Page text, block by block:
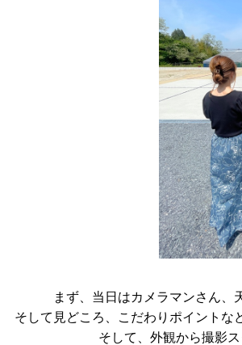
まず、当日はカメラマンさん
そして見どころ、こだわりポイントな
そして、外観から撮影